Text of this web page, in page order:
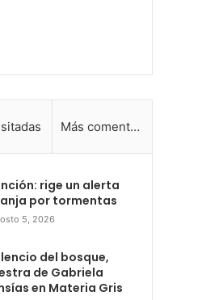
Más comentadas
rige un alerta
por tormentas
5, 2026
del bosque,
de Gabriela
en Materia Gris